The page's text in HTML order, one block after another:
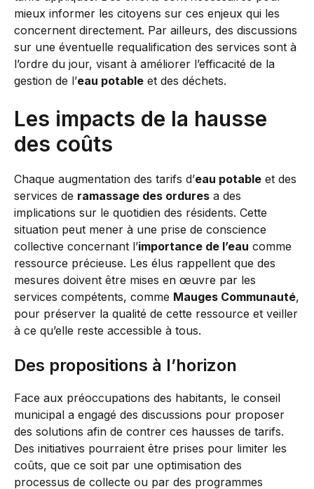
mieux informer les citoyens sur ces enjeux qui les
concernent directement. Par ailleurs, des discussions
sur une éventuelle requalification des services sont à
l’ordre du jour, visant à améliorer l’efficacité de la
gestion de l’eau potable et des déchets.
Les impacts de la hausse
des coûts
Chaque augmentation des tarifs d’eau potable et des
services de ramassage des ordures a des
implications sur le quotidien des résidents. Cette
situation peut mener à une prise de conscience
collective concernant l’importance de l’eau comme
ressource précieuse. Les élus rappellent que des
mesures doivent être mises en œuvre par les
services compétents, comme Mauges Communauté,
pour préserver la qualité de cette ressource et veiller
à ce qu’elle reste accessible à tous.
Des propositions à l’horizon
Face aux préoccupations des habitants, le conseil
municipal a engagé des discussions pour proposer
des solutions afin de contrer ces hausses de tarifs.
Des initiatives pourraient être prises pour limiter les
coûts, que ce soit par une optimisation des
processus de collecte ou par des programmes